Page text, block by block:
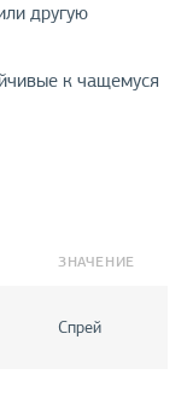
другую
к чащемуся
ЗНАЧЕНИЕ
Спрей